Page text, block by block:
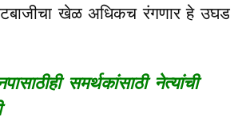
खेळ अधिकच रंगणार हे उघड
समर्थकांसाठी नेत्यांची